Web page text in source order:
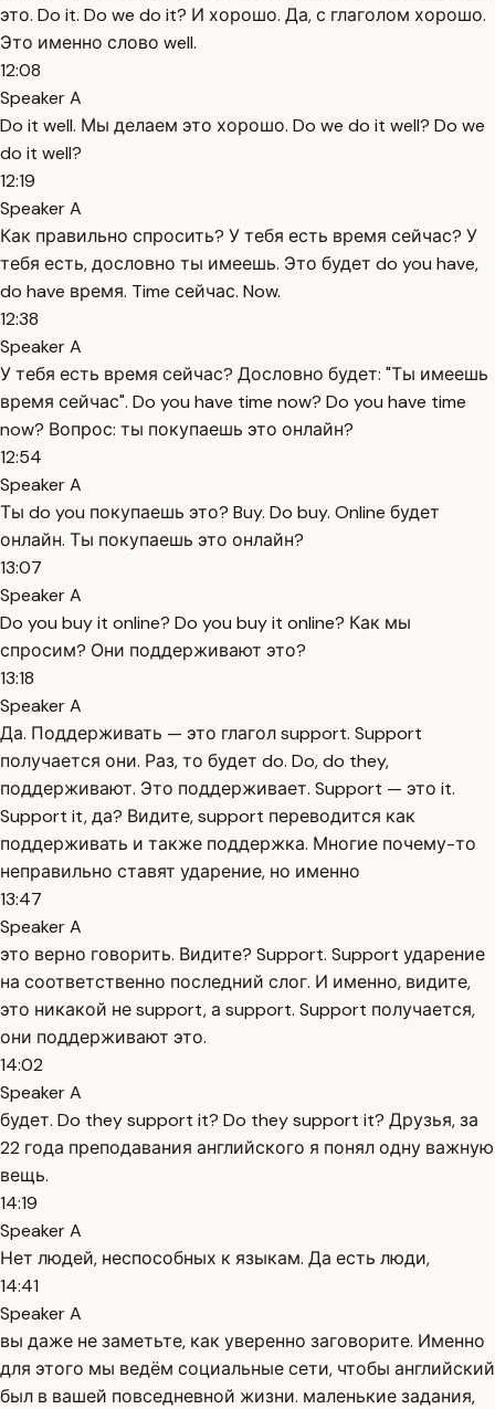
это. Do it. Do we do it? И хорошо. Да, с глаголом хорошо.
Это именно слово well.
12:08
Speaker A
Do it well. Мы делаем это хорошо. Do we do it well? Do we
do it well?
12:19
Speaker A
Как правильно спросить? У тебя есть время сейчас? У
тебя есть, дословно ты имеешь. Это будет do you have,
do have время. Time сейчас. Now.
12:38
Speaker A
У тебя есть время сейчас? Дословно будет: "Ты имеешь
время сейчас". Do you have time now? Do you have time
now? Вопрос: ты покупаешь это онлайн?
12:54
Speaker A
Ты do you покупаешь это? Buy. Do buy. Online будет
онлайн. Ты покупаешь это онлайн?
13:07
Speaker A
Do you buy it online? Do you buy it online? Как мы
спросим? Они поддерживают это?
13:18
Speaker A
Да. Поддерживать — это глагол support. Support
получается они. Раз, то будет do. Do, do they,
поддерживают. Это поддерживает. Support — это it.
Support it, да? Видите, support переводится как
поддерживать и также поддержка. Многие почему-то
неправильно ставят ударение, но именно
13:47
Speaker A
это верно говорить. Видите? Support. Support ударение
на соответственно последний слог. И именно, видите,
это никакой не support, а support. Support получается,
они поддерживают это.
14:02
Speaker A
будет. Do they support it? Do they support it? Друзья, за
22 года преподавания английского я понял одну важную
вещь.
14:19
Speaker A
Нет людей, неспособных к языкам. Да есть люди,
14:41
Speaker A
вы даже не заметьте, как уверенно заговорите. Именно
для этого мы ведём социальные сети, чтобы английский
был в вашей повседневной жизни. маленькие задания,